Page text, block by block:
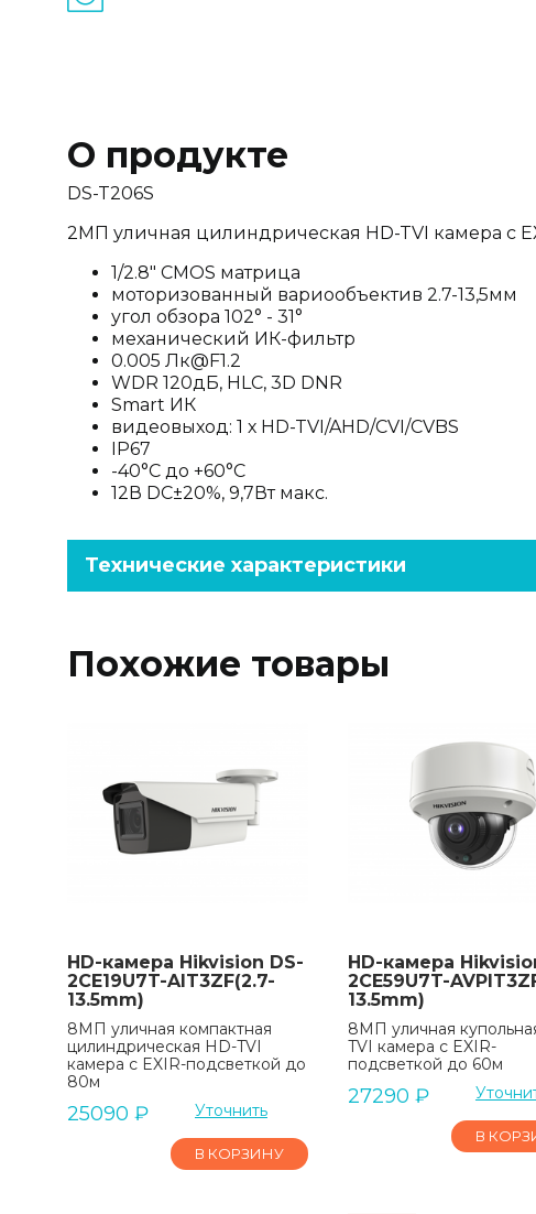
О продукте
DS-T206S
2МП уличная цилиндрическая HD-TVI камера с
1/2.8" CMOS матрица
моторизованный вариообъектив 2.7-13,5мм
угол обзора 102° - 31°
механический ИК-фильтр
0.005 Лк@F1.2
WDR 120дБ, HLC, 3D DNR
Smart ИК
видеовыход: 1 х HD-TVI/AHD/CVI/CVBS
IP67
-40°С до +60°С
12В DC±20%, 9,7Вт макс.
Технические характеристики
Похожие товары
HD-камера Hikvision DS-
2CE19U7T-AIT3ZF(2.7-
13.5mm)
8МП уличная компактная
цилиндрическая HD-TVI
камера с EXIR-подсветкой до
80м
25090 ₽ Уточнить
В КОРЗИНУ
HD-камера
2CE59U7T-
13.5mm)
8МП уличная
TVI камера с EXIR-
подсветкой до 60м
27290 ₽
В